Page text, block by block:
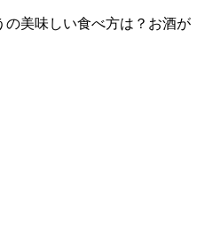
の美味しい食べ方は？お酒が